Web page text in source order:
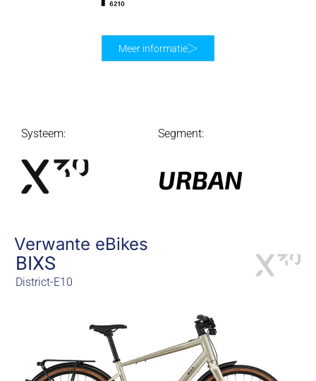
Systeem: Segment:
URBAN
Meer informatie
Verwante eBikes
BIXS
District-E10